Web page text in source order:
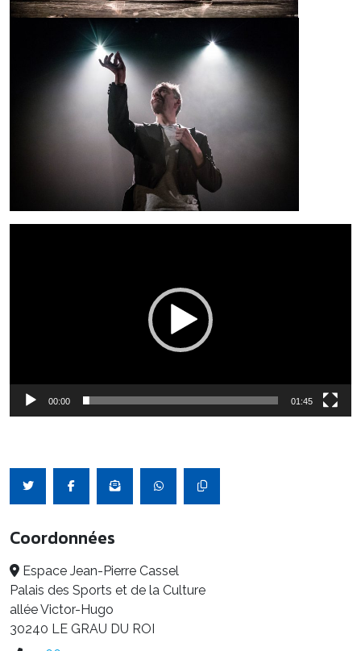
00:00 01:45
Coordonnées
Espace Jean-Pierre Cassel
Palais des Sports et de la Culture
allée Victor-Hugo
30240 LE GRAU DU ROI